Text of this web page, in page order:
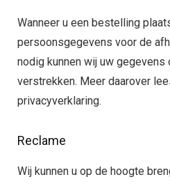
Wanneer u een bestelling
persoonsgegevens voor de
nodig kunnen wij uw gegevens
verstrekken. Meer daarover
privacyverklaring.
Reclame
Wij kunnen u op de hoogte